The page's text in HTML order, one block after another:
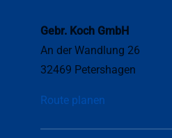
Gebr. Koch GmbH
An der Wandlung 26
32469 Petershagen
Route planen